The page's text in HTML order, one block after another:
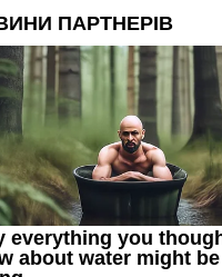
Колективний прогноз
Турніри
Чемпіонат Світу
Україна. Прем’єр-
Україна. Перша Ліга
Ліга Чемпіонів
Англія. Прем’єр-Ліга
Іспанія. Ла Ліга
Ще Турніри >>>
Таблиці
Чемпіонат Світу.